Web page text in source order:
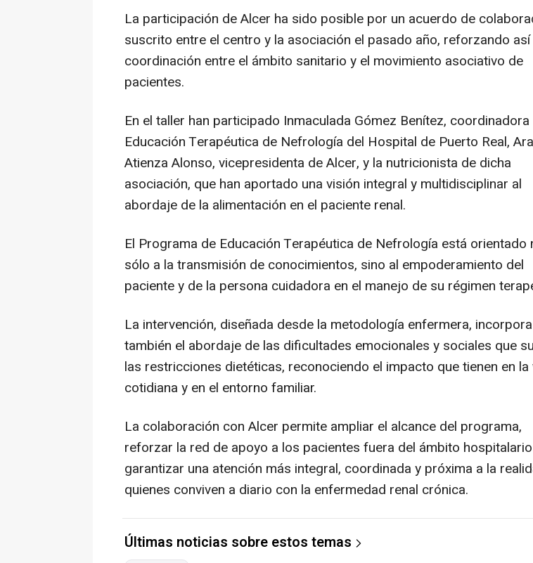
La participación de Alcer ha sido posible por un acuerdo de
suscrito entre el centro y la asociación el pasado año, reforzando así
coordinación entre el ámbito sanitario y el movimiento asociativo de
pacientes.
En el taller han participado Inmaculada Gómez Benítez,
Educación Terapéutica de Nefrología del Hospital de Puerto Real,
Atienza Alonso, vicepresidenta de Alcer, y la nutricionista de dicha
asociación, que han aportado una visión integral y multidisciplinar al
abordaje de la alimentación en el paciente renal.
El Programa de Educación Terapéutica de Nefrología está orientado
sólo a la transmisión de conocimientos, sino al empoderamiento del
paciente y de la persona cuidadora en el manejo de su régimen
La intervención, diseñada desde la metodología enfermera, incorpora
también el abordaje de las dificultades emocionales y sociales que
las restricciones dietéticas, reconociendo el impacto que tienen en la
cotidiana y en el entorno familiar.
La colaboración con Alcer permite ampliar el alcance del programa,
reforzar la red de apoyo a los pacientes fuera del ámbito
garantizar una atención más integral, coordinada y próxima a la
quienes conviven a diario con la enfermedad renal crónica.
Últimas noticias sobre estos temas